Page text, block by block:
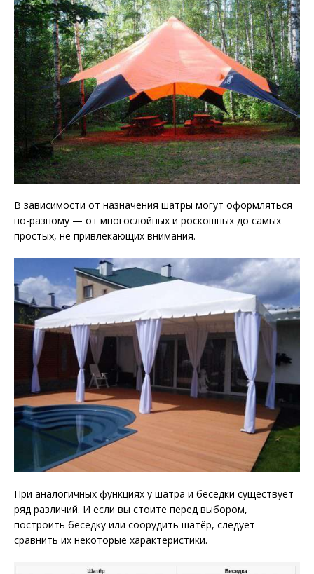
В зависимости от назначения шатры могут оформляться
по-разному — от многослойных и роскошных до самых
простых, не привлекающих внимания.
При аналогичных функциях у шатра и беседки существует
ряд различий. И если вы стоите перед выбором,
построить беседку или соорудить шатёр, следует
сравнить их некоторые характеристики.